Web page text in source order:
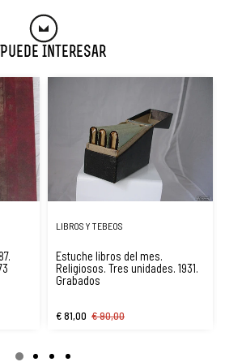
Puede Interesar
LIBROS Y TEBEOS
Estuche libros del mes.
Religiosos. Tres unidades. 1931.
Grabados
€ 81,00 € 90,00